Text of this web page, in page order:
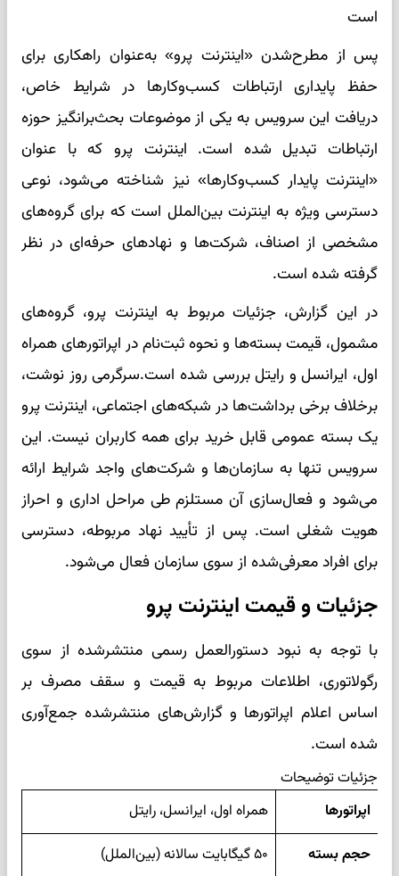
است
پس از مطرح‌شدن «اینترنت پرو» به‌عنوان راهکاری برای
حفظ پایداری ارتباطات کسب‌وکارها در شرایط خاص،
دریافت این سرویس به یکی از موضوعات بحث‌برانگیز حوزه
ارتباطات تبدیل شده است. اینترنت پرو که با عنوان
«اینترنت پایدار کسب‌وکارها» نیز شناخته می‌شود، نوعی
دسترسی ویژه به اینترنت بین‌الملل است که برای گروه‌های
مشخصی از اصناف، شرکت‌ها و نهادهای حرفه‌ای در نظر
گرفته شده است.
در این گزارش، جزئیات مربوط به اینترنت پرو، گروه‌های
مشمول، قیمت بسته‌ها و نحوه ثبت‌نام در اپراتورهای همراه
اول، ایرانسل و رایتل بررسی شده است.سرگرمی روز نوشت،
برخلاف برخی برداشت‌ها در شبکه‌های اجتماعی، اینترنت پرو
یک بسته عمومی قابل خرید برای همه کاربران نیست. این
سرویس تنها به سازمان‌ها و شرکت‌های واجد شرایط ارائه
می‌شود و فعال‌سازی آن مستلزم طی مراحل اداری و احراز
هویت شغلی است. پس از تأیید نهاد مربوطه، دسترسی
برای افراد معرفی‌شده از سوی سازمان فعال می‌شود.
جزئیات و قیمت اینترنت پرو
با توجه به نبود دستورالعمل رسمی منتشرشده از سوی
رگولاتوری، اطلاعات مربوط به قیمت و سقف مصرف بر
اساس اعلام اپراتورها و گزارش‌های منتشرشده جمع‌آوری
شده است.
جزئیات توضیحات
اپراتورها
همراه اول، ایرانسل، رایتل
حجم بسته
۵۰ گیگابایت سالانه (بین‌الملل)